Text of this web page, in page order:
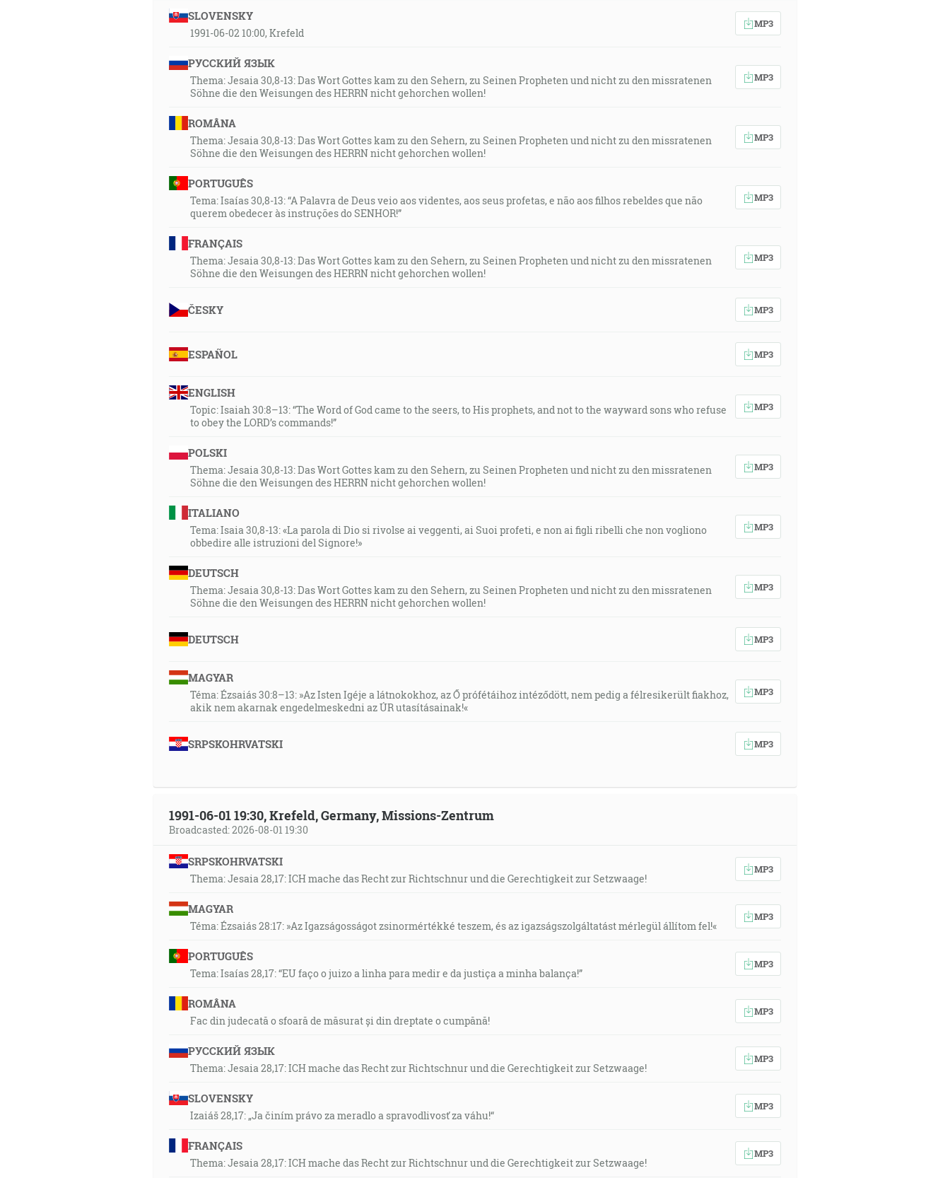
SLOVENSKY
1991-06-02 10:00, Krefeld
MP3
РУССКИЙ ЯЗЫК
Thema: Jesaia 30,8-13: Das Wort Gottes kam zu den Sehern, zu Seinen Propheten und nicht zu den missratenen
Söhne die den Weisungen des HERRN nicht gehorchen wollen!
MP3
ROMÂNA
Thema: Jesaia 30,8-13: Das Wort Gottes kam zu den Sehern, zu Seinen Propheten und nicht zu den missratenen
Söhne die den Weisungen des HERRN nicht gehorchen wollen!
MP3
PORTUGUÊS
Tema: Isaías 30,8-13: “A Palavra de Deus veio aos videntes, aos seus profetas, e não aos filhos rebeldes que não
querem obedecer às instruções do SENHOR!”
MP3
FRANÇAIS
Thema: Jesaia 30,8-13: Das Wort Gottes kam zu den Sehern, zu Seinen Propheten und nicht zu den missratenen
Söhne die den Weisungen des HERRN nicht gehorchen wollen!
MP3
ČESKY MP3
ESPAÑOL MP3
ENGLISH
Topic: Isaiah 30:8–13: “The Word of God came to the seers, to His prophets, and not to the wayward sons who refuse
to obey the LORD’s commands!”
MP3
POLSKI
Thema: Jesaia 30,8-13: Das Wort Gottes kam zu den Sehern, zu Seinen Propheten und nicht zu den missratenen
Söhne die den Weisungen des HERRN nicht gehorchen wollen!
MP3
ITALIANO
Tema: Isaia 30,8-13: «La parola di Dio si rivolse ai veggenti, ai Suoi profeti, e non ai figli ribelli che non vogliono
obbedire alle istruzioni del Signore!»
MP3
DEUTSCH
Thema: Jesaia 30,8-13: Das Wort Gottes kam zu den Sehern, zu Seinen Propheten und nicht zu den missratenen
Söhne die den Weisungen des HERRN nicht gehorchen wollen!
MP3
DEUTSCH MP3
MAGYAR
Téma: Ézsaiás 30:8–13: »Az Isten Igéje a látnokokhoz, az Ő prófétáihoz intéződött, nem pedig a félresikerült fiakhoz,
akik nem akarnak engedelmeskedni az ÚR utasításainak!«
MP3
SRPSKOHRVATSKI MP3
1991-06-01 19:30, Krefeld, Germany, Missions-Zentrum
Broadcasted: 2026-08-01 19:30
SRPSKOHRVATSKI
Thema: Jesaia 28,17: ICH mache das Recht zur Richtschnur und die Gerechtigkeit zur Setzwaage!
MP3
MAGYAR
Téma: Ézsaiás 28:17: »Az Igazságosságot zsinormértékké teszem, és az igazságszolgáltatást mérlegül állítom fel!«
MP3
PORTUGUÊS
Tema: Isaías 28,17: “EU faço o juizo a linha para medir e da justiça a minha balança!”
MP3
ROMÂNA
Fac din judecată o sfoară de măsurat și din dreptate o cumpănă!
MP3
РУССКИЙ ЯЗЫК
Thema: Jesaia 28,17: ICH mache das Recht zur Richtschnur und die Gerechtigkeit zur Setzwaage!
MP3
SLOVENSKY
Izaiáš 28,17: „Ja činím právo za meradlo a spravodlivosť za váhu!“
MP3
FRANÇAIS
Thema: Jesaia 28,17: ICH mache das Recht zur Richtschnur und die Gerechtigkeit zur Setzwaage!
MP3